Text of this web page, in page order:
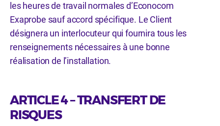
les heures de travail normales d’Econocom
Exaprobe sauf accord spécifique. Le Client
désignera un interlocuteur qui fournira tous les
renseignements nécessaires à une bonne
réalisation de l’installation.
ARTICLE 4 – TRANSFERT DE
RISQUES